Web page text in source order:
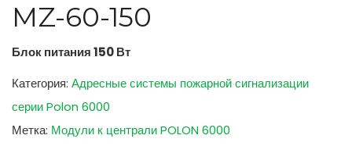
MZ-60-150
Блок питания 150 Вт
Категория: Адресные системы пожарной сигнализации
серии Polon 6000
Метка: Модули к централи POLON 6000